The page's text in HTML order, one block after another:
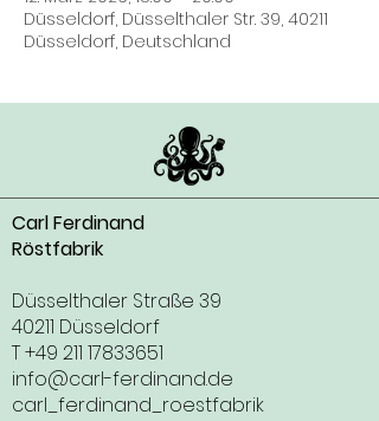
Düsseldorf, Düsselthaler Str. 39, 40211
Düsseldorf, Deutschland
Carl Ferdinand
Röstfabrik
Düsselthaler Straße 39
40211 Düsseldorf
T+49 211 17833651
info@carl-ferdinand.de
carl_ferdinand_roestfabrik